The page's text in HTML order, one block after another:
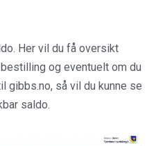
Her vil du få oversikt
og eventuelt om du
gibbs.no, så vil du kunne se
saldo.